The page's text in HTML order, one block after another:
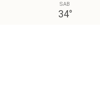
SAB
34°